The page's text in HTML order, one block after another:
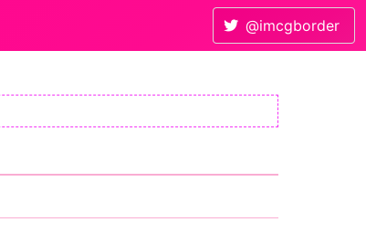
@imcgborder